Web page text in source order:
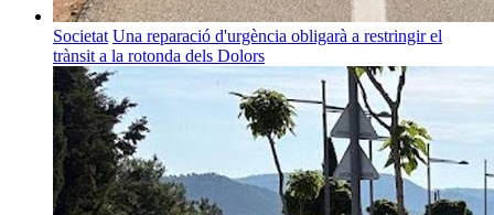
Societat Una reparació d'urgència obligarà a restringir el
trànsit a la rotonda dels Dolors